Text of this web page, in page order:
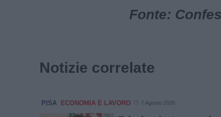
Fonte:
Notizie correlate
PISA ECONOMIA E LAVORO 7 Agosto 2026